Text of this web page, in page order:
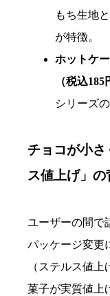
もち生地
が特徴。
ホットケ
（税込185
シリーズ
チョコが小
ス値上げ」の
ユーザーの間で
パッケージ変更
（ステルス値
菓子が実質値上